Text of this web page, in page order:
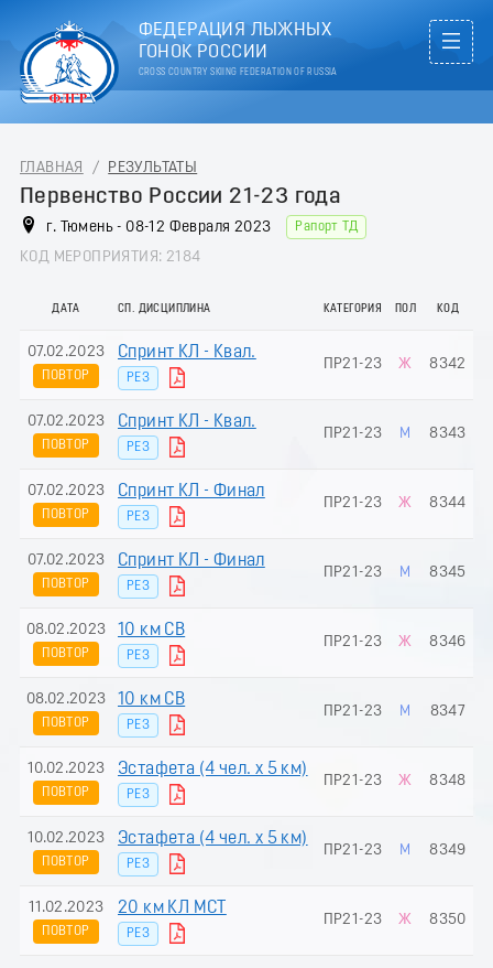
ФЕДЕРАЦИЯ ЛЫЖНЫХ
ГОНОК РОССИИ
CROSS COUNTRY SKIING FEDERATION OF RUSSIA
ГЛАВНАЯ / РЕЗУЛЬТАТЫ
Первенство России 21-23 года
г. Тюмень - 08-12 Февраля 2023 Рапорт ТД
КОД МЕРОПРИЯТИЯ: 2184
ДАТА СП. ДИСЦИПЛИНА КАТЕГОРИЯ ПОЛ КОД
07.02.2023
ПОВТОР
Спринт КЛ - Квал.
РЕЗ
ПР21-23 Ж 8342
07.02.2023
ПОВТОР
Спринт КЛ - Квал.
РЕЗ
ПР21-23 М 8343
07.02.2023
ПОВТОР
Спринт КЛ - Финал
РЕЗ
ПР21-23 Ж 8344
07.02.2023
ПОВТОР
Спринт КЛ - Финал
РЕЗ
ПР21-23 М 8345
08.02.2023
ПОВТОР
10 км СВ
РЕЗ
ПР21-23 Ж 8346
08.02.2023
ПОВТОР
10 км СВ
РЕЗ
ПР21-23 М 8347
10.02.2023
ПОВТОР
Эстафета (4 чел. х 5 км)
РЕЗ
ПР21-23 Ж 8348
10.02.2023
ПОВТОР
Эстафета (4 чел. х 5 км)
РЕЗ
ПР21-23 М 8349
11.02.2023
ПОВТОР
20 км КЛ МСТ
РЕЗ
ПР21-23 Ж 8350